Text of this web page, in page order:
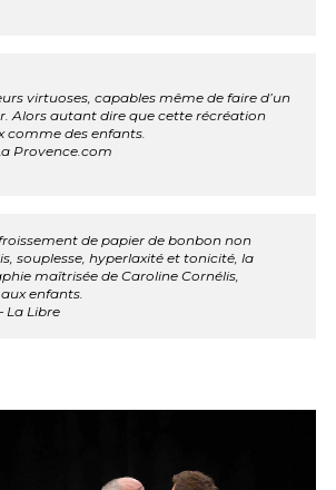
virtuoses, capables même de faire d’un
Alors autant dire que cette récréation
comme des enfants.
Provence.com
de papier de bonbon non
souplesse, hyperlaxité et tonicité, la
maîtrisée de Caroline Cornélis,
enfants.
La Libre